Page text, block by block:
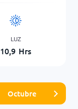
LUZ
10,9 Hrs
Octubre